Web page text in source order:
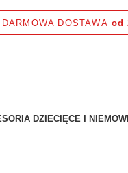
DARMOWA DOSTAWA od
DZIECIĘCE I